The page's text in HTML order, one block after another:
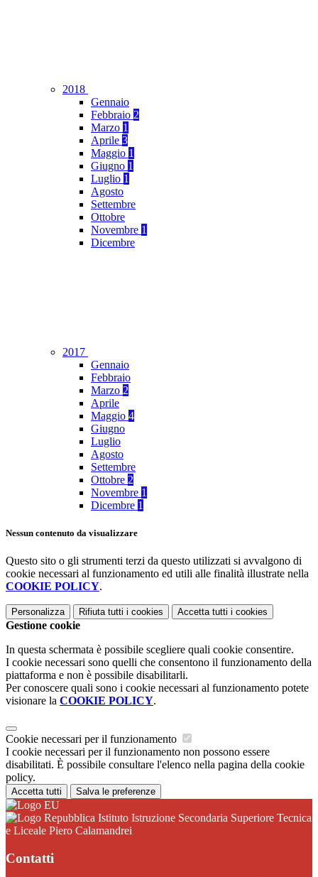
2018
Gennaio
Febbraio 2
Marzo 1
Aprile 3
Maggio 1
Giugno 1
Luglio 1
Agosto
Settembre
Ottobre
Novembre 1
Dicembre
2017
Gennaio
Febbraio
Marzo 2
Aprile
Maggio 4
Giugno
Luglio
Agosto
Settembre
Ottobre 2
Novembre 1
Dicembre 1
Nessun contenuto da visualizzare
Questo sito o gli strumenti terzi da questo utilizzati si avvalgono di
cookie necessari al funzionamento ed utili alle finalità illustrate nella
COOKIE POLICY.
Personalizza Rifiuta tutti i cookies Accetta tutti i cookies
Gestione cookie
In questa schermata è possibile scegliere quali cookie consentire.
I cookie necessari sono quelli che consentono il funzionamento della
piattaforma e non è possibile disabilitarli.
Per conoscere quali sono i cookie necessari al funzionamento potete
visionare la COOKIE POLICY.
Cookie necessari per il funzionamento
I cookie necessari per il funzionamento non possono essere
disabilitati. È possibile consultare l'elenco nella pagina della cookie
policy.
Accetta tutti Salva le preferenze
Istituto Istruzione Secondaria Superiore Tecnica
e Liceale Piero Calamandrei
Contatti